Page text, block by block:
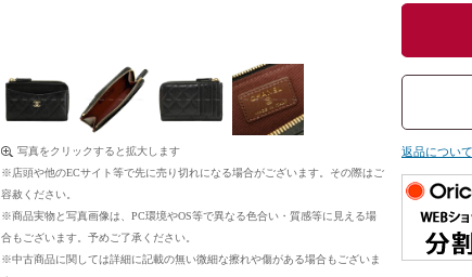
写真をクリックすると拡大します
※店頭や他のECサイト等で先に売り切れになる場合がございます。その際はご
容赦ください。
※商品実物と写真画像は、PC環境やOS等で異なる色合い・質感等に見える場
合もございます。予めご了承ください。
※中古商品に関しては詳細に記載の無い微細な擦れや傷がある場合もございま
返品につい